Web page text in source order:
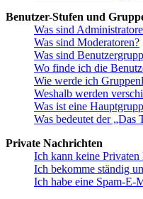
Benutzer-Stufen und
Was sind
Was sind Moderatoren?
Was sind
Wo finde ich die
Wie werde ich
Weshalb werden
Was ist eine
Was bedeutet der „Das
Private Nachrichten
Ich kann keine
Ich bekomme ständig
Ich habe eine Spam-E-